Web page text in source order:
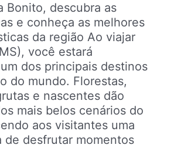
Bonito, descubra as
e conheça as melhores
da região Ao viajar
você estará
dos principais destinos
do mundo. Florestas,
e nascentes dão
mais belos cenários do
aos visitantes uma
de desfrutar momentos